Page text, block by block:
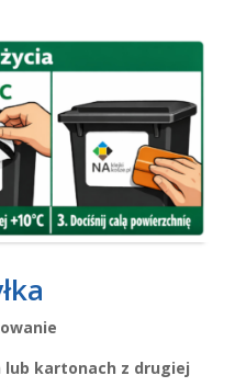
kartonach z drugiej